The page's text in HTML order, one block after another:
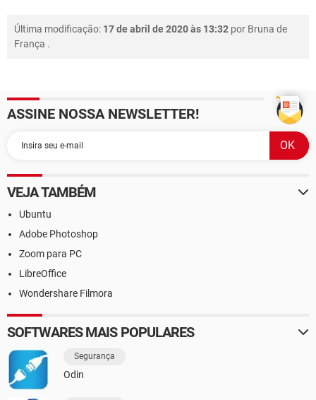
Última modificação: 17 de abril de 2020 às 13:32 por Bruna de
França .
ASSINE NOSSA NEWSLETTER!
VEJA TAMBÉM
Ubuntu
Adobe Photoshop
Zoom para PC
LibreOffice
Wondershare Filmora
SOFTWARES MAIS POPULARES
Segurança
Odin